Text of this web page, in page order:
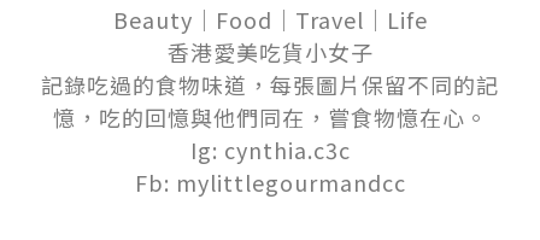
Beauty｜Food｜Travel｜Life
香港愛美吃貨小女子
記錄吃過的食物味道，每張圖片保留不同的記
憶，吃的回憶與他們同在，嘗食物憶在心。
Ig: cynthia.c3c
Fb: mylittlegourmandcc